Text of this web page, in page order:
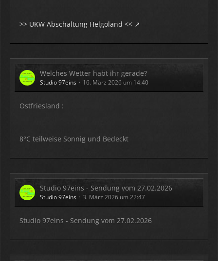
>> UKW Abschaltung Helgoland <<
Welches Wetter habt ihr gerade?
Studio 97eins 16. März 2026 um 14:40
Ostfriesland :
8°C teilweise Sonnig und Bedeckt
Studio 97eins - Sendung vom 27.02.2026
Studio 97eins 3. März 2026 um 22:47
Studio 97eins - Sendung vom 27.02.2026